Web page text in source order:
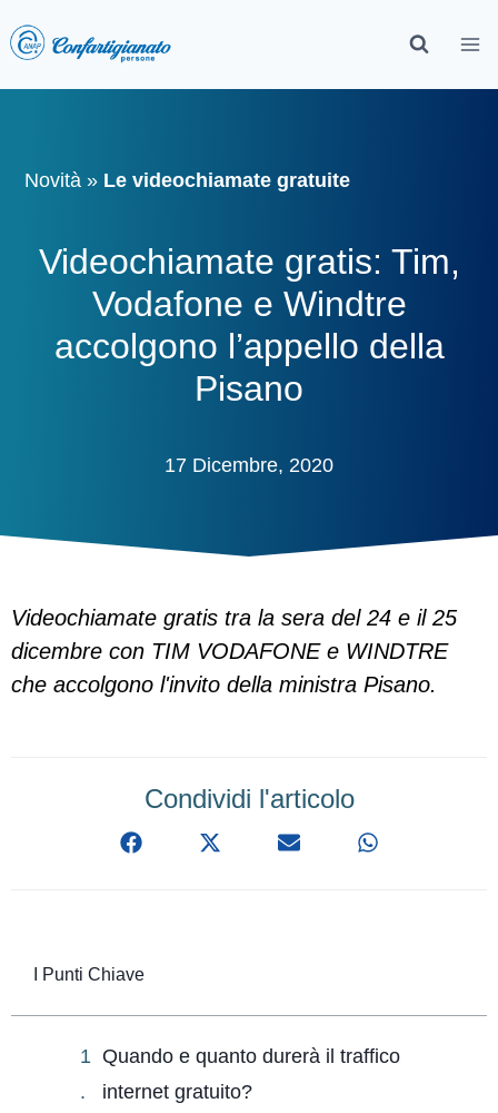
Novità » Le videochiamate gratuite
Videochiamate gratis: Tim,
Vodafone e Windtre
accolgono l’appello della
Pisano
17 Dicembre, 2020
Videochiamate gratis tra la sera del 24 e il 25
dicembre con TIM VODAFONE e WINDTRE
che accolgono l'invito della ministra Pisano.
Condividi l'articolo
I Punti Chiave
Quando e quanto durerà il traffico
internet gratuito?